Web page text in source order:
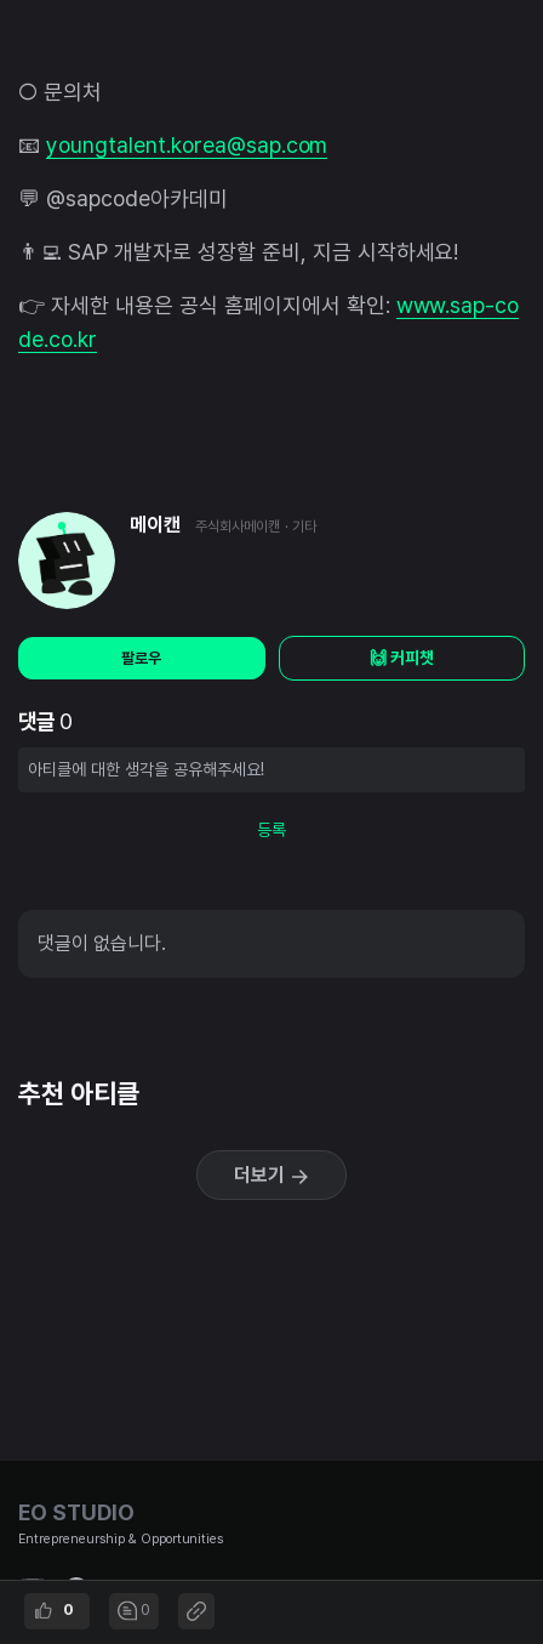
○ 문의처
📧 youngtalent.korea@sap.com
💬 @sapcode아카데미
👨‍💻 SAP 개발자로 성장할 준비, 지금 시작하세요!
👉 자세한 내용은 공식 홈페이지에서 확인: www.sap-co
de.co.kr
메이캔 주식회사메이캔 · 기타
팔로우 🙌 커피챗
댓글 0
등록
댓글이 없습니다.
추천 아티클
더보기
0 0
EO STUDIO
Entrepreneurship & Opportunities